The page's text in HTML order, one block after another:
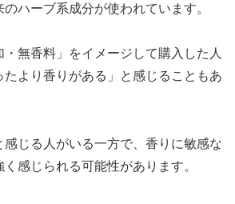
ハーブ系成分が使われています。
無香料」をイメージして購入した人
たより香りがある」と感じることもあ
感じる人がいる一方で、香りに敏感な
感じられる可能性があります。